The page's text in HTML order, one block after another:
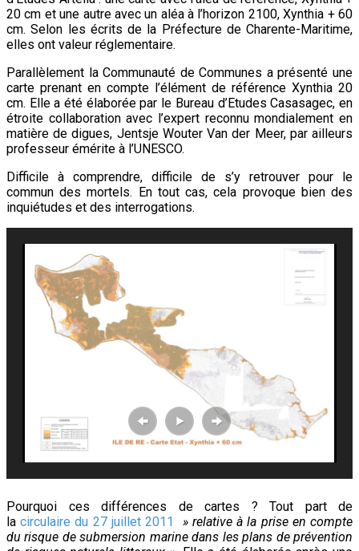
20 cm et une autre avec un aléa à l’horizon 2100, Xynthia + 60
cm. Selon les écrits de la Préfecture de Charente-Maritime,
elles ont valeur réglementaire.
Parallèlement la Communauté de Communes a présenté une
carte prenant en compte l’élément de référence Xynthia 20
cm. Elle a été élaborée par le Bureau d’Etudes Casasagec, en
étroite collaboration avec l’expert reconnu mondialement en
matière de digues, Jentsje Wouter Van der Meer, par ailleurs
professeur émérite à l’UNESCO.
Difficile à comprendre, difficile de s’y retrouver pour le
commun des mortels. En tout cas, cela provoque bien des
inquiétudes et des interrogations.
Pourquoi ces différences de cartes ? Tout part de
lacirculaire du 27 juillet 2011
» relative à la prise en compte
du risque de submersion marine dans les plans de prévention